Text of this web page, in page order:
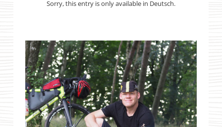
Sorry, this entry is only available in Deutsch.